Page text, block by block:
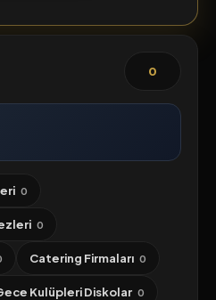
0
0
0
Catering Firmaları 0
Kulüpleri Diskolar 0